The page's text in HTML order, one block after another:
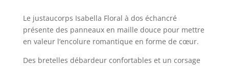
Le justaucorps Isabella Floral à dos échancré
présente des panneaux en maille douce pour mettre
en valeur l’encolure romantique en forme de cœur.
Des bretelles débardeur confortables et un corsage